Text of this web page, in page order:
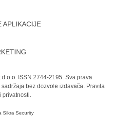
APLIKACIJE
ISSN 2744-2195. Sva prava
bez dozvole izdavača. Pravila
privatnosti.
Sikra Security